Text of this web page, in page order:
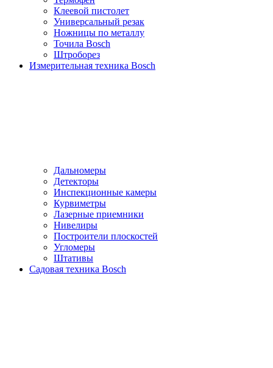
Клеевой пистолет
Универсальный резак
Ножницы по металлу
Точила Bosch
Штроборез
Измерительная техника Bosch
Дальномеры
Детекторы
Инспекционные камеры
Курвиметры
Лазерные приемники
Нивелиры
Построители плоскостей
Угломеры
Штативы
Садовая техника Bosch